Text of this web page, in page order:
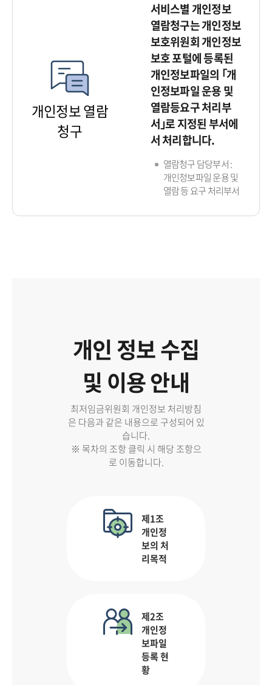
개인정보 열람
청구
서비스별 개인정보
열람청구는 개인정보
보호위원회 개인정보
보호 포털에 등록된
개인정보파일의 ｢개
인정보파일 운용 및
열람등요구 처리부
서｣로 지정된 부서에
서 처리합니다.
열람청구 담당부서 :
개인정보파일 운용 및
열람 등 요구 처리부서
개인 정보 수집
및 이용 안내
최저임금위원회 개인정보 처리방침
은 다음과 같은 내용으로 구성되어 있
습니다.
※ 목차의 조항 클릭 시 해당 조항으
로 이동합니다.
제1조
개인정
보의 처
리목적
제2조
개인정
보파일
등록 현
황